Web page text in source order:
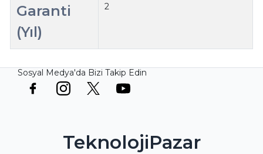
Garanti
(Yıl)
2
Sosyal Medya'da Bizi Takip Edin
TeknolojiPazar